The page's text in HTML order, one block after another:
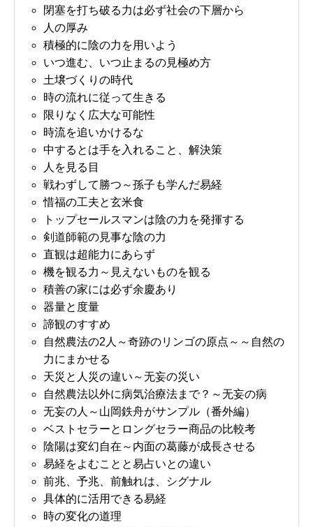
閉塞を打ち破る力は必ず社会の下層から
人の厚み
積極的に陰の力を用いよう
いつ進む、いつ止まるの見極め方
土壌づくりの時代
時の流れに従って生きる
限りなく広大な可能性
時流を追いかけるな
中するとは手を入れること、解決策
人を見る目
戦わずして勝つ～孫子も学んだ易経
惜福の工夫と玄米食
トップセールスマンは陰の力を発揮する
剣道師範の見事な陰の力
直観は超能力にあらず
機を観る力～見えないものを観る
積善の家には必ず余慶あり
器量と度量
諦観のすすめ
自然農法の2人～奇跡のリンゴの原点～～自然の
力にまかせる
天災と人災の違い～无妄の災い
自然農法以外に病気治療法まで？～无妄の病
无妄の人～山岡鉄舟がサンプル（番外編）
ベストセラーとロングセラー商品の比較考
陰陽は変幻自在～内面の葛藤が成長させる
易経をよむことと易占いとの違い
前兆、予兆、前触れは、シグナル
具体的に活用できる易経
時の変化の道理